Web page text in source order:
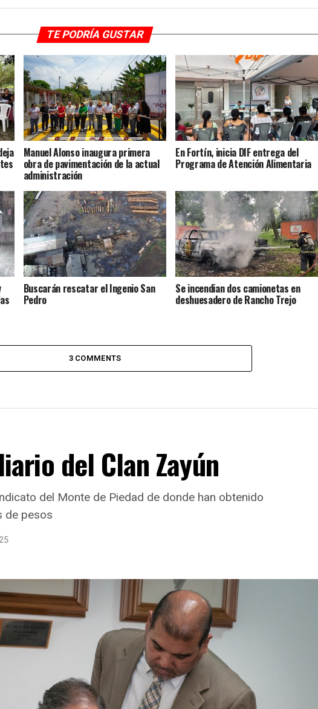
TE PODRÍA GUSTAR
Manuel Alonso inaugura primera
obra de pavimentación de la actual
administración
En Fortín, inicia DIF entrega del
Programa de Atención Alimentaria
Buscarán rescatar el Ingenio San
Pedro
Se incendian dos camionetas en
deshuesadero de Rancho Trejo
3 COMMENTS
del Clan Zayún
del Monte de Piedad de donde han obtenido
de pesos